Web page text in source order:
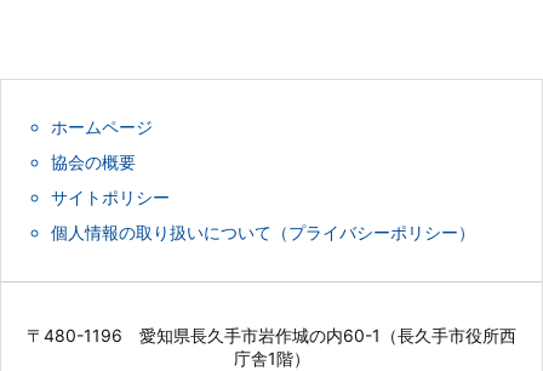
ホームページ
協会の概要
サイトポリシー
個人情報の取り扱いについて（プライバシーポリシー）
〒480-1196 愛知県長久手市岩作城の内60-1（長久手市役所西
庁舎1階）